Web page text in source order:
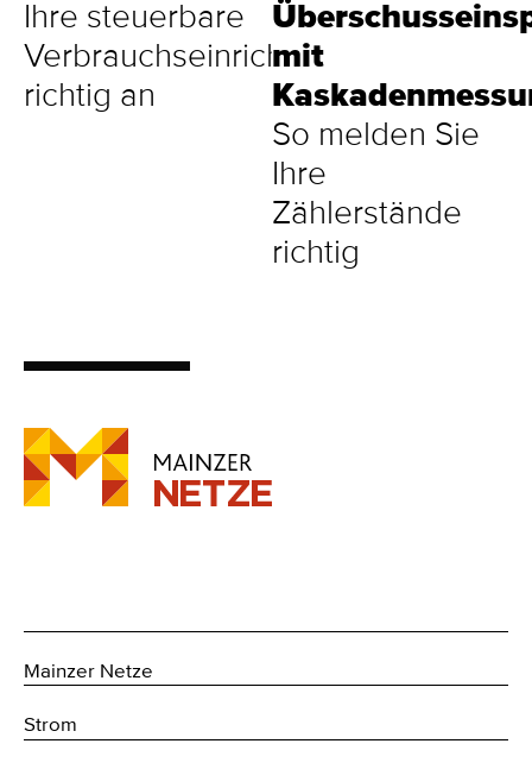
Ihre steuerbare
Verbrauchseinrichtung
richtig an
mit
So melden Sie
Ihre
Zählerstände
richtig
Mainzer Netze
Strom